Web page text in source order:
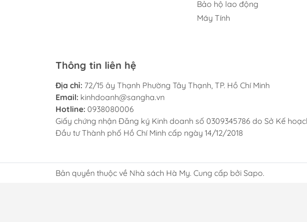
Bảo hộ lao động
Máy Tính
Thông tin liên hệ
Địa chỉ: 72/15 ây Thạnh Phường Tây Thạnh, TP. Hồ Chí Minh
Email: kinhdoanh@sangha.vn
Hotline: 0938080006
Giấy chứng nhận Đăng ký Kinh doanh số 0309345786 do Sở Kế
Đầu tư Thành phố Hồ Chí Minh cấp ngày 14/12/2018
Bản quyền thuộc về Nhà sách Hà My. Cung cấp bởi Sapo.